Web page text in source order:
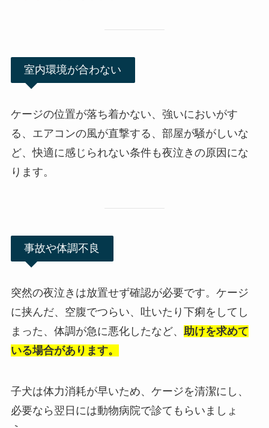
室内環境が合わない
ケージの位置が落ち着かない、強いにおいがす
る、エアコンの風が直撃する、部屋が騒がしいな
ど、快適に感じられない条件も夜泣きの原因にな
ります。
事故や体調不良
突然の夜泣きは放置せず確認が必要です。ケージ
に挟んだ、空腹でつらい、吐いたり下痢をしてし
まった、体調が急に悪化したなど、 助けを求めて
いる場合があります。
子犬は体力消耗が早いため、ケージを清潔にし、
必要なら翌日には動物病院で診てもらいましょ